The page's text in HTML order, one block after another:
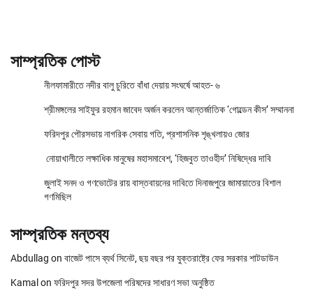
সাম্প্রতিক পোস্ট
নীলফামারীতে নদীর বালু চুরিতে বাঁধা দেয়ায় সংঘর্ষে আহত- ৬
শ্রীমঙ্গলের সাইফুর রহমান জাবেদ অর্জন করলেন আন্তর্জাতিক ‘গোল্ডেন কীস’ সম্মাননা
ফরিদপুর পৌরসভায় নাগরিক সেবায় গতি, প্রশাসনিক শৃঙ্খলায়ও জোর
নোয়াখালীতে লক্ষাধিক মানুষের মহাসমাবেশ, ‘হিজবুত তাওহীদ’ নিষিদ্ধের দাবি
জুলাই সনদ ও গণভোটের রায় বাস্তবায়নের দাবিতে দিনাজপুরে জামায়াতের বিশাল
গণমিছিল
সাম্প্রতিক মন্তব্য
Abdullag on বাজেট পাসে ব্যর্থ সিনেট, ছয় বছর পর যুক্তরাষ্ট্রে ফের সরকার শাটডাউন
Kamal on ফরিদপুর সদর উপজেলা পরিষদের সাধারণ সভা অনুষ্ঠিত